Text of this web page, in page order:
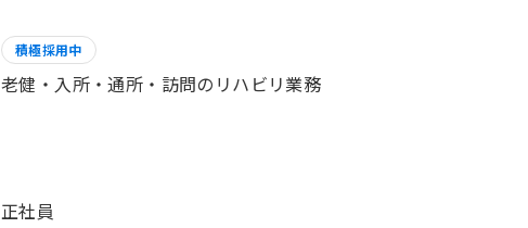
積極採用中
老健・入所・通所・訪問のリハビリ業務
正社員